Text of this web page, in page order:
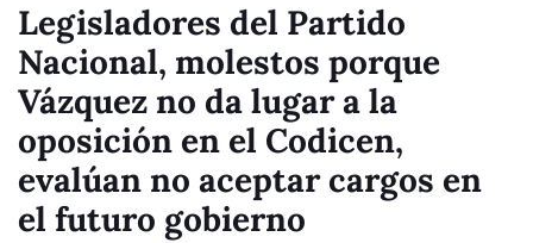
Legisladores del Partido
Nacional, molestos porque
Vázquez no da lugar a la
oposición en el Codicen,
evalúan no aceptar cargos en
el futuro gobierno